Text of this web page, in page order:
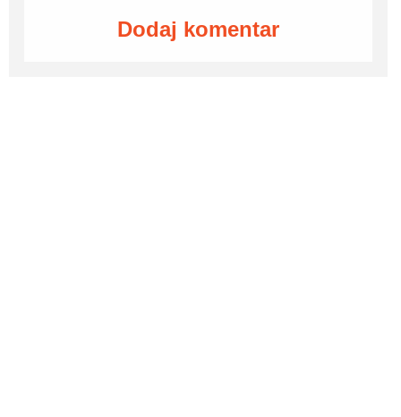
Dodaj komentar